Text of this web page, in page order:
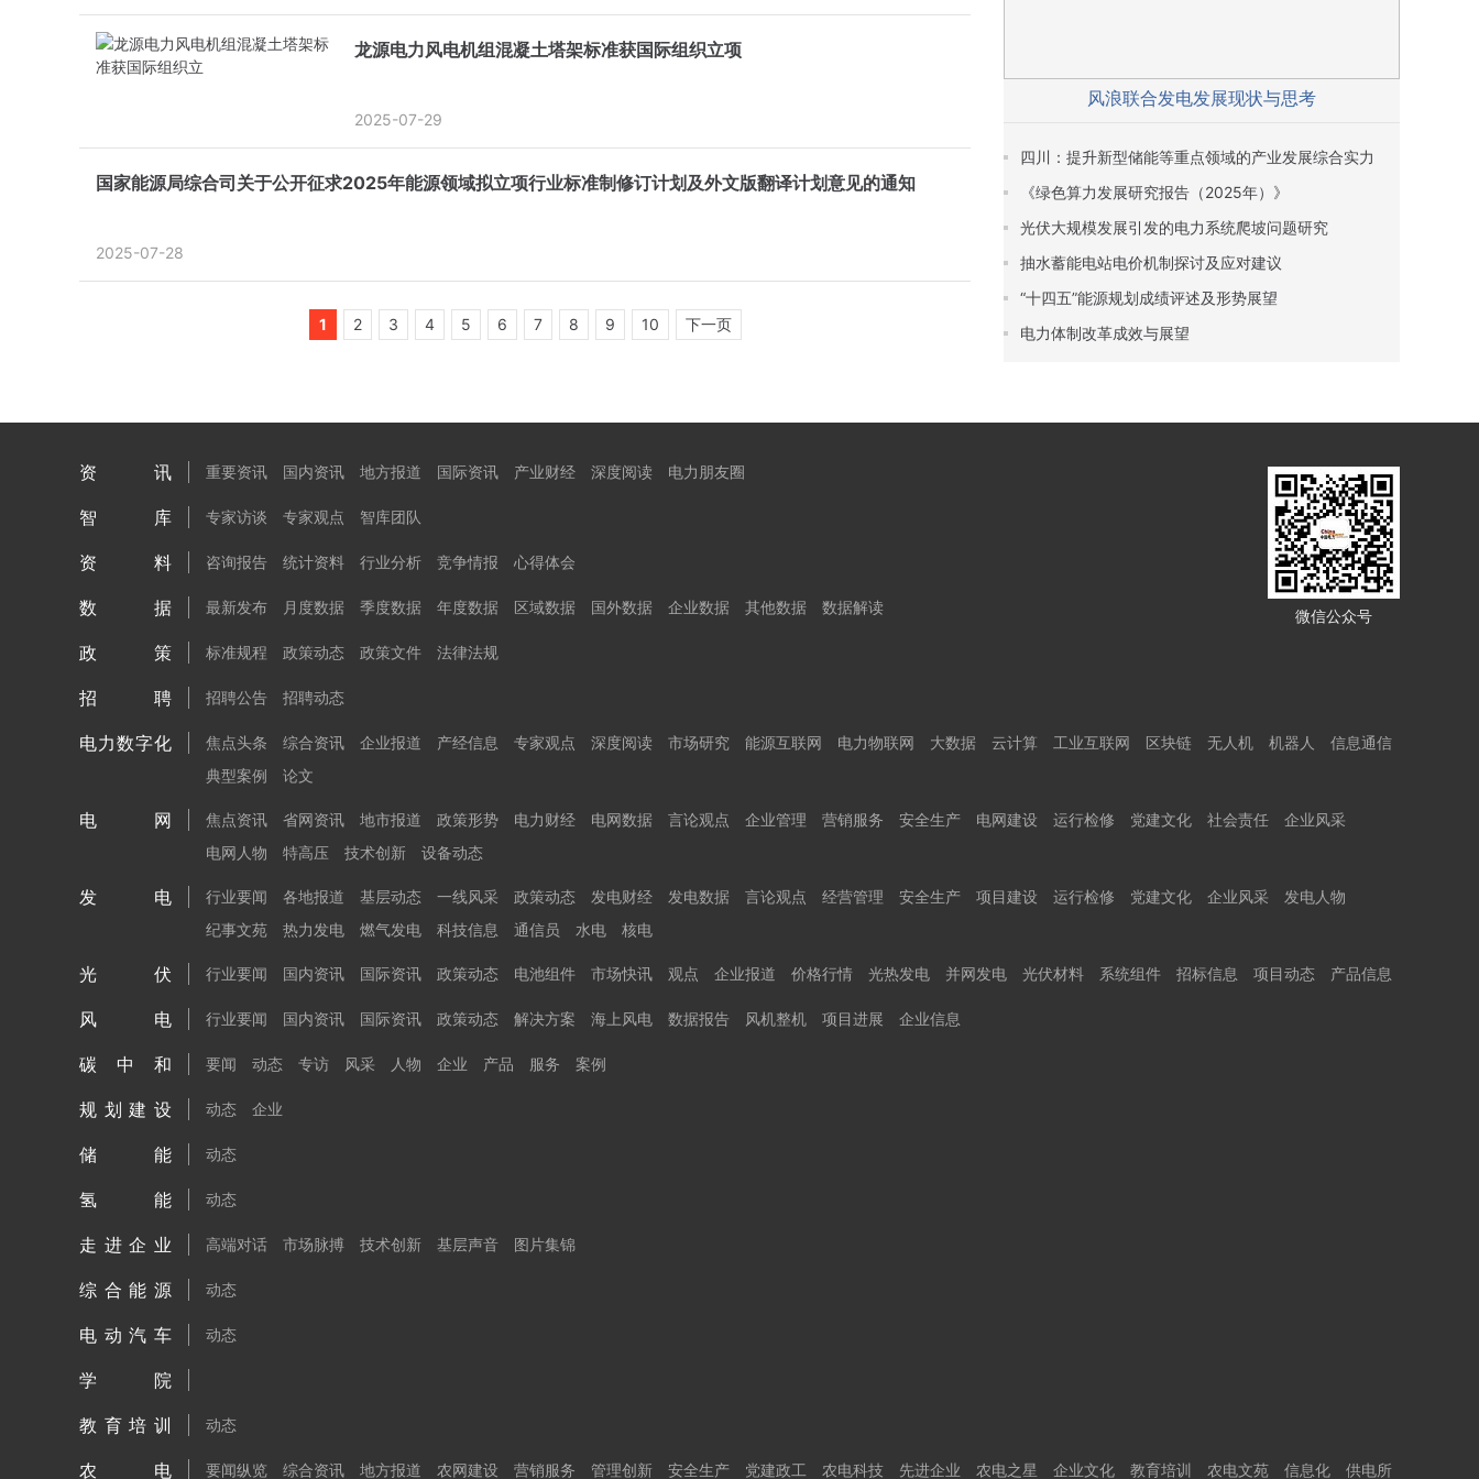
龙源电力风电机组混凝土塔架标准获国际组织立项
2025-07-29
国家能源局综合司关于公开征求2025年能源领域拟立项行业标准制修订计划及外文版翻译计划意见的通知
2025-07-28
1 2 3 4 5 6 7 8 9 10 下一页
风浪联合发电发展现状与思考
四川：提升新型储能等重点领域的产业发展综合实力
《绿色算力发展研究报告（2025年）》
光伏大规模发展引发的电力系统爬坡问题研究
抽水蓄能电站电价机制探讨及应对建议
“十四五”能源规划成绩评述及形势展望
电力体制改革成效与展望
微信公众号
资讯 重要资讯 国内资讯 地方报道 国际资讯 产业财经 深度阅读 电力朋友圈
智库 专家访谈 专家观点 智库团队
资料 咨询报告 统计资料 行业分析 竞争情报 心得体会
数据 最新发布 月度数据 季度数据 年度数据 区域数据 国外数据 企业数据 其他数据 数据解读
政策 标准规程 政策动态 政策文件 法律法规
招聘 招聘公告 招聘动态
电力数字化 焦点头条 综合资讯 企业报道 产经信息 专家观点 深度阅读 市场研究 能源互联网 电力物联网 大数据 云计算 工业互联网 区块链 无人机 机器人
信息通信
典型案例
论文
电网 焦点资讯 省网资讯 地市报道 政策形势 电力财经 电网数据 言论观点 企业管理 营销服务 安全生产 电网建设 运行检修 党建文化 社会责任
企业风采
电网人物
特高压 技术创新 设备动态
发电 行业要闻 各地报道 基层动态 一线风采 政策动态 发电财经 发电数据 言论观点 经营管理 安全生产 项目建设 运行检修 党建文化 企业风采
发电人物
纪事文苑
热力发电 燃气发电 科技信息 通信员 水电 核电
光伏 行业要闻 国内资讯 国际资讯 政策动态 电池组件 市场快讯 观点 企业报道 价格行情 光热发电 并网发电 光伏材料 系统组件 招标信息 项目动态 产品信息
风电 行业要闻 国内资讯 国际资讯 政策动态 解决方案 海上风电 数据报告 风机整机 项目进展 企业信息
碳中和 要闻 动态 专访 风采 人物 企业 产品 服务 案例
规划建设 动态 企业
储能 动态
氢能 动态
走进企业 高端对话 市场脉搏 技术创新 基层声音 图片集锦
综合能源 动态
电动汽车 动态
学院
教育培训 动态
农电 要闻纵览 综合资讯 地方报道 农网建设 营销服务 管理创新 安全生产 党建政工 农电科技 先进企业 农电之星 企业文化 教育培训 农电文苑 信息化 供电所